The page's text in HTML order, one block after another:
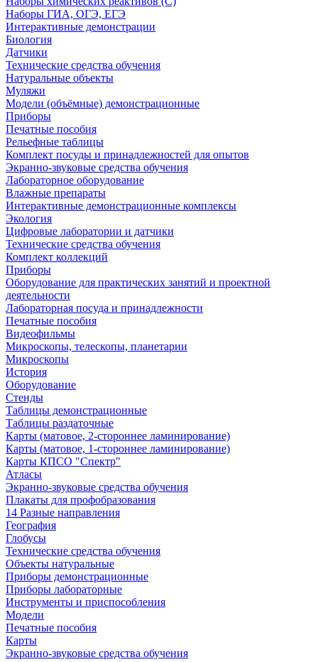
Наборы ГИА, ОГЭ, ЕГЭ
Интерактивные демонстрации
Биология
Датчики
Технические средства обучения
Натуральные объекты
Муляжи
Модели (объёмные) демонстрационные
Приборы
Печатные пособия
Рельефные таблицы
Комплект посуды и принадлежностей для опытов
Экранно-звуковые средства обучения
Лабораторное оборудование
Влажные препараты
Интерактивные демонстрационные комплексы
Экология
Цифровые лаборатории и датчики
Технические средства обучения
Комплект коллекций
Приборы
Оборудование для практических занятий и проектной
деятельности
Лабораторная посуда и принадлежности
Печатные пособия
Видеофильмы
Микроскопы, телескопы, планетарии
Микроскопы
История
Оборудование
Стенды
Таблицы демонстрационные
Таблицы раздаточные
Карты (матовое, 2-стороннее ламинирование)
Карты (матовое, 1-стороннее ламинирование)
Карты КПСО "Спектр"
Атласы
Экранно-звуковые средства обучения
Плакаты для профобразования
14 Разные направления
География
Глобусы
Технические средства обучения
Объекты натуральные
Приборы демонстрационные
Приборы лабораторные
Инструменты и приспособления
Модели
Печатные пособия
Карты
Экранно-звуковые средства обучения